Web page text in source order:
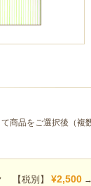
商品をご選択後（複
【税別】 ¥2,500 →